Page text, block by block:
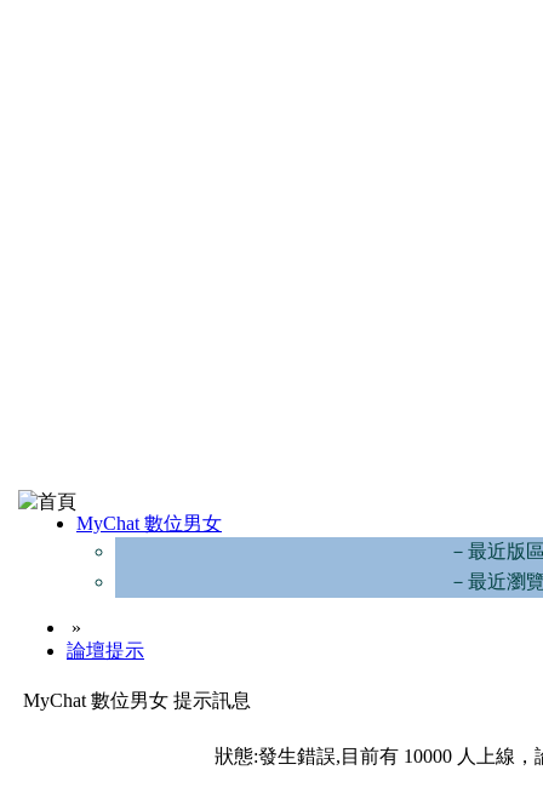
MyChat 數位男女
－最近版
－最近瀏
»
論壇提示
MyChat 數位男女 提示訊息
狀態:發生錯誤,目前有 10000 人上線